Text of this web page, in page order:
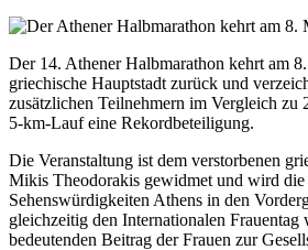
Der 14. Athener Halbmarathon kehrt am
griechische Hauptstadt zurück und
zusätzlichen Teilnehmern im Vergleich zu
5-km-Lauf eine Rekordbeteiligung.
Die Veranstaltung ist dem verstorbenen
Mikis Theodorakis gewidmet und wird die
Sehenswürdigkeiten Athens in den
gleichzeitig den Internationalen Frauentag
bedeutenden Beitrag der Frauen zur